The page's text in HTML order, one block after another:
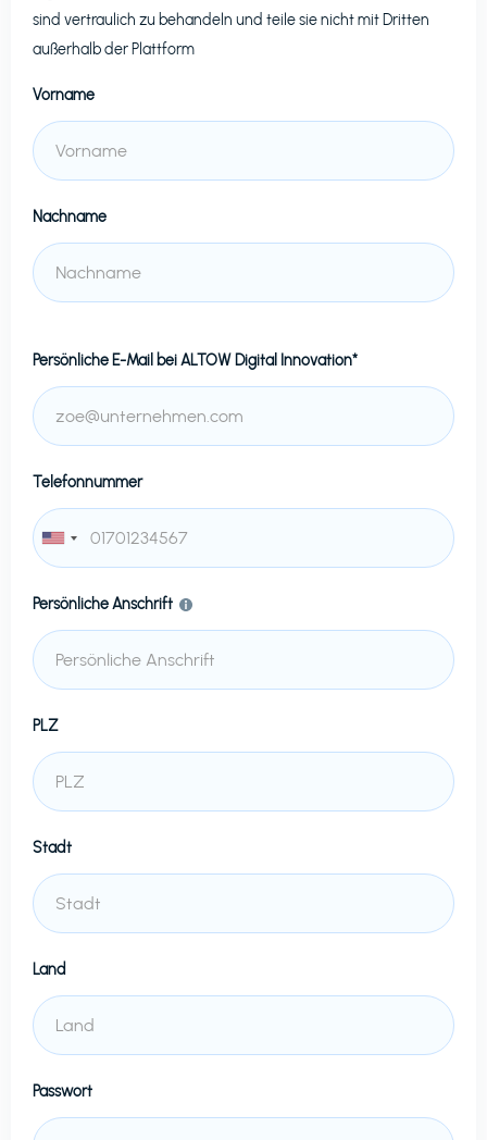
sind vertraulich zu behandeln und teile sie nicht mit Dritten
außerhalb der Plattform
Vorname
Nachname
Persönliche E-Mail beiALTOW Digital Innovation*
Telefonnummer
Persönliche Anschrift
PLZ
Stadt
Land
Passwort